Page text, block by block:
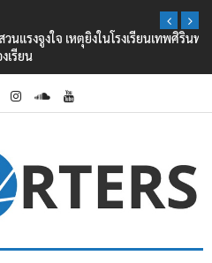
ตุยิงในโรงเรียนเทพศิรินทร์ นนทบุรี พบ